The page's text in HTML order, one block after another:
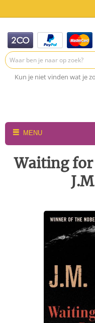
Kun je niet vinden wat je
MENU
Waiting